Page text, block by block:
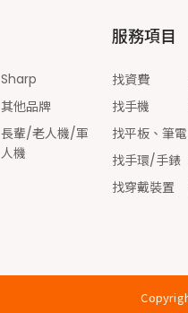
Sharp
其他品牌
長輩/老人機/軍
人機
服務項目
找資費
找手機
找平板、筆電
找手環/手錶
找穿戴裝置